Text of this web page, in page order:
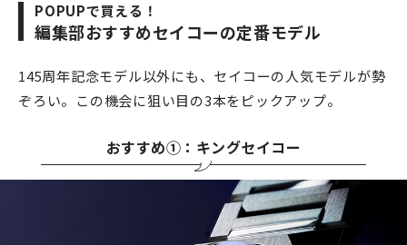
POPUPで買える！
編集部おすすめセイコーの定番モデル
145周年記念モデル以外にも、セイコーの人気モデルが勢
ぞろい。この機会に狙い目の3本をピックアップ。
おすすめ①：キングセイコー